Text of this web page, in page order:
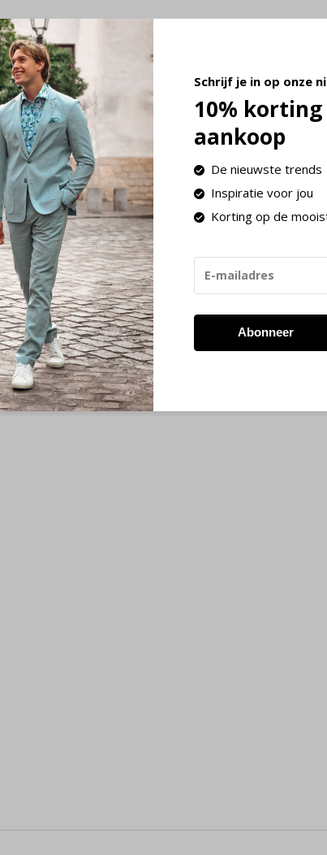
bestedingsbedrag vanaf € 100,-
in Nederland is Post NL ofSchrijf je in op onze
10%
aankoop
De nieuwste trends
Inspiratie voor jou
Korting op de
Abonneer